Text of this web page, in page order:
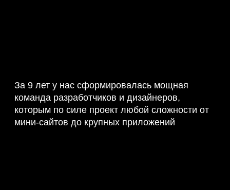
За 9 лет у нас сформировалась мощная
команда разработчиков и дизайнеров,
которым по силе проект любой сложности от
мини-сайтов до крупных приложений